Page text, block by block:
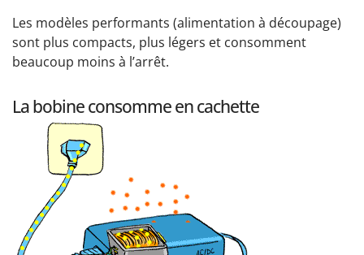
Les modèles performants (alimentation à découpage)
sont plus compacts, plus légers et consomment
beaucoup moins à l’arrêt.
La bobine consomme en cachette